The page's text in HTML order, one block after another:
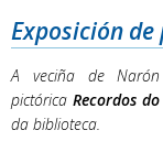
Exposición de
A veciña de
pictóricaRecordos
da biblioteca.